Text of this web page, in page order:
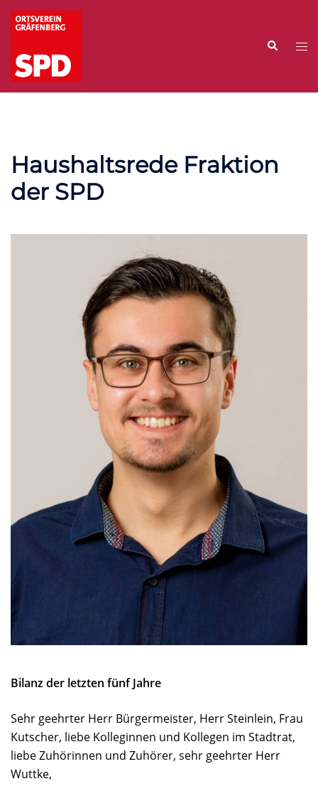
Zum
Inhalt
Suche
Haushaltsrede Fraktion
der SPD
Bilanz der letzten fünf Jahre
Sehr geehrter Herr Bürgermeister, Herr Steinlein, Frau
Kutscher, liebe Kolleginnen und Kollegen im Stadtrat,
liebe Zuhörinnen und Zuhörer, sehr geehrter Herr
Wuttke,